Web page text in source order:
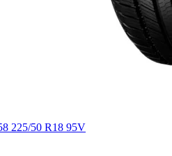
225/50 R18 95V